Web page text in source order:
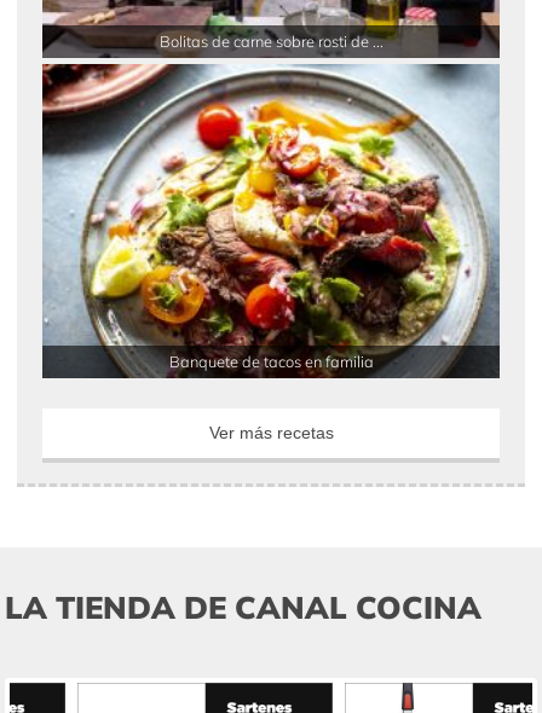
Bolitas de carne sobre rosti de ...
Banquete de tacos en familia
Ver más recetas
LA TIENDA DE CANAL COCINA